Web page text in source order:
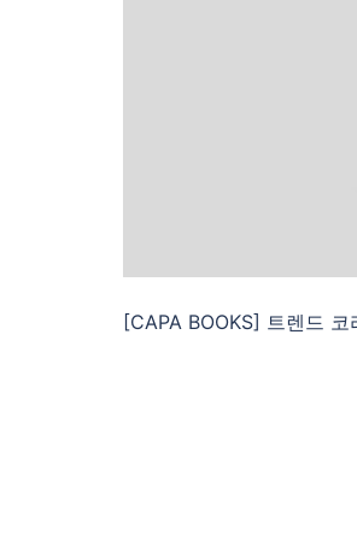
[CAPA BOOKS] 트렌드